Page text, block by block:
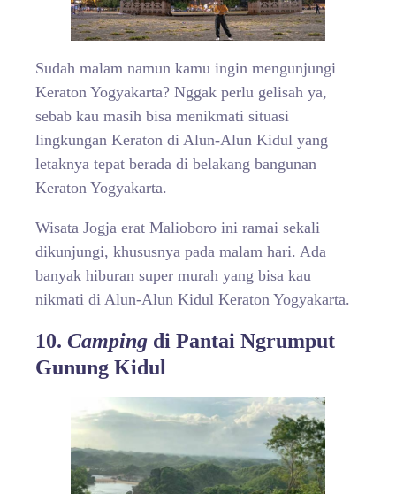
Sudah malam namun kamu ingin mengunjungi
Keraton Yogyakarta? Nggak perlu gelisah ya,
sebab kau masih bisa menikmati situasi
lingkungan Keraton di Alun-Alun Kidul yang
letaknya tepat berada di belakang bangunan
Keraton Yogyakarta.
Wisata Jogja erat Malioboro ini ramai sekali
dikunjungi, khususnya pada malam hari. Ada
banyak hiburan super murah yang bisa kau
nikmati di Alun-Alun Kidul Keraton Yogyakarta.
10. Camping di Pantai Ngrumput
Gunung Kidul